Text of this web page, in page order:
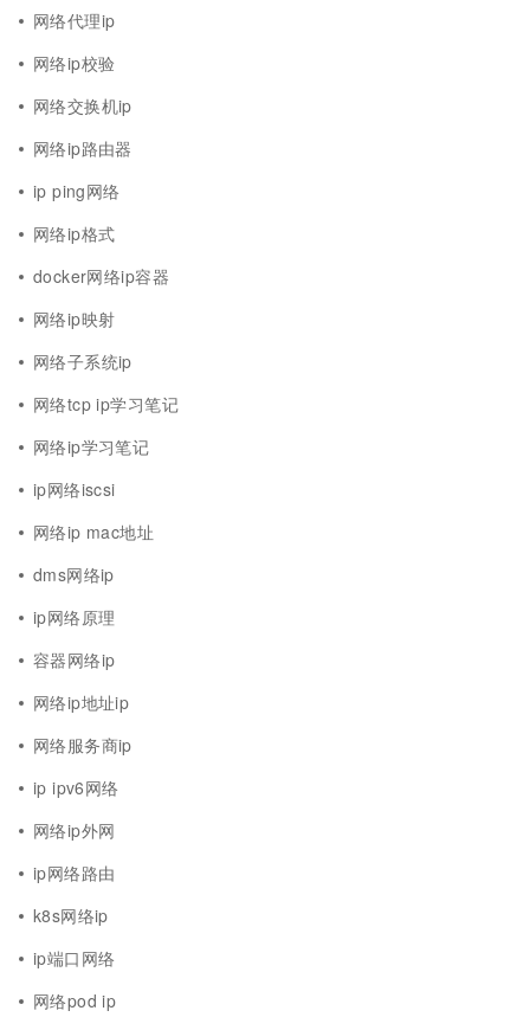
网络代理ip
网络ip校验
网络交换机ip
网络ip路由器
ip ping网络
网络ip格式
docker网络ip容器
网络ip映射
网络子系统ip
网络tcp ip学习笔记
网络ip学习笔记
ip网络iscsi
网络ip mac地址
dms网络ip
ip网络原理
容器网络ip
网络ip地址ip
网络服务商ip
ip ipv6网络
网络ip外网
ip网络路由
k8s网络ip
ip端口网络
网络pod ip